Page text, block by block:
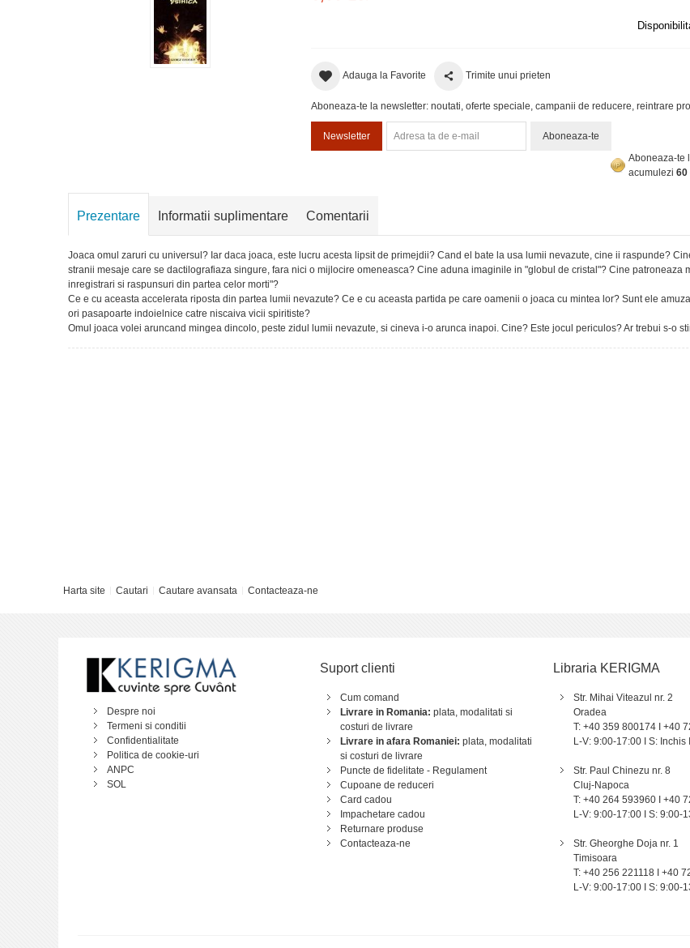
Adauga la Favorite Trimite unui prieten
Aboneaza-te la newsletter: noutati, oferte speciale, campanii de reducere, reintrare
Newsletter
Aboneaza-te
Aboneaza-te
acumulezi 60
Prezentare Informatii suplimentare Comentarii
Joaca omul zaruri cu universul? Iar daca joaca, este lucru acesta lipsit de primejdii? Cand el bate la usa lumii nevazute, cine ii raspunde?
stranii mesaje care se dactilografiaza singure, fara nici o mijlocire omeneasca? Cine aduna imaginile in "globul de cristal"? Cine patroneaza
inregistrari si raspunsuri din partea celor morti"?
Ce e cu aceasta accelerata riposta din partea lumii nevazute? Ce e cu aceasta partida pe care oamenii o joaca cu mintea lor? Sunt ele
ori pasapoarte indoielnice catre niscaiva vicii spiritiste?
Omul joaca volei aruncand mingea dincolo, peste zidul lumii nevazute, si cineva i-o arunca inapoi. Cine? Este jocul periculos? Ar trebui s-o
Harta site Cautari Cautare avansata Contacteaza-ne
Despre noi
Termeni si conditii
Confidentialitate
Politica de cookie-uri
ANPC
SOL
Suport clienti
Cum comand
Livrare in Romania: plata, modalitati si
costuri de livrare
Livrare in afara Romaniei: plata, modalitati
si costuri de livrare
Puncte de fidelitate - Regulament
Cupoane de reduceri
Card cadou
Impachetare cadou
Returnare produse
Contacteaza-ne
Libraria KERIGMA
Str. Mihai Viteazul nr. 2
Oradea
T: +40 359 800174 I +40
L-V: 9:00-17:00 I S: Inchis
Str. Paul Chinezu nr. 8
Cluj-Napoca
T: +40 264 593960 I +40
L-V: 9:00-17:00 I S: 9:00-
Str. Gheorghe Doja nr. 1
Timisoara
T: +40 256 221118 I +40
L-V: 9:00-17:00 I S: 9:00-